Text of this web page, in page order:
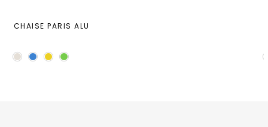
CHAISE PARIS ALU